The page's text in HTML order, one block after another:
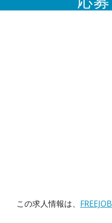
この求人情報は、 FREEJOB